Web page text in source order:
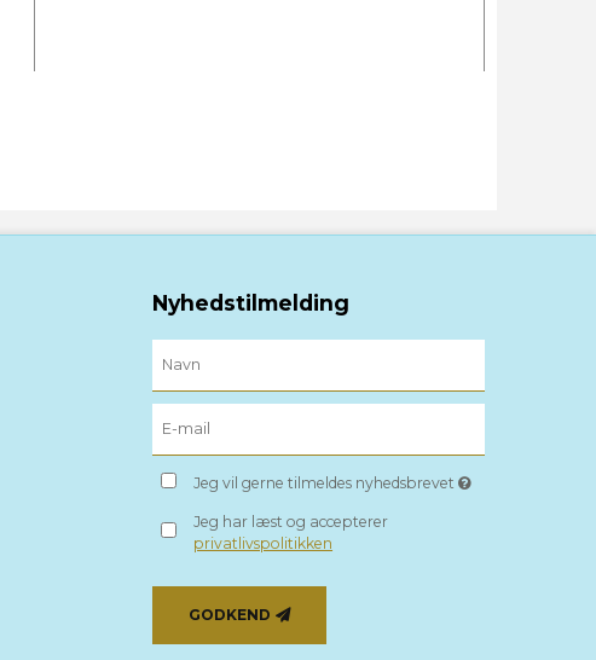
Nyhedstilmelding
Jeg vil gerne tilmeldes nyhedsbrevet
Jeg har læst og accepterer
privatlivspolitikken
GODKEND